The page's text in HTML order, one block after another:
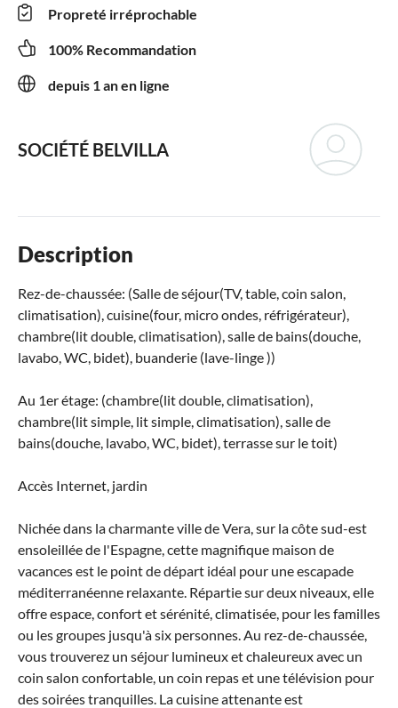
Propreté irréprochable
100% Recommandation
depuis 1 an en ligne
SOCIÉTÉ BELVILLA
Description
Rez-de-chaussée: (Salle de séjour(TV, table, coin salon,
climatisation), cuisine(four, micro ondes, réfrigérateur),
chambre(lit double, climatisation), salle de bains(douche,
lavabo, WC, bidet), buanderie (lave-linge ))
Au 1er étage: (chambre(lit double, climatisation),
chambre(lit simple, lit simple, climatisation), salle de
bains(douche, lavabo, WC, bidet), terrasse sur le toit)
Accès Internet, jardin
Nichée dans la charmante ville de Vera, sur la côte sud-est
ensoleillée de l'Espagne, cette magnifique maison de
vacances est le point de départ idéal pour une escapade
méditerranéenne relaxante. Répartie sur deux niveaux, elle
offre espace, confort et sérénité, climatisée, pour les familles
ou les groupes jusqu'à six personnes. Au rez-de-chaussée,
vous trouverez un séjour lumineux et chaleureux avec un
coin salon confortable, un coin repas et une télévision pour
des soirées tranquilles. La cuisine attenante est